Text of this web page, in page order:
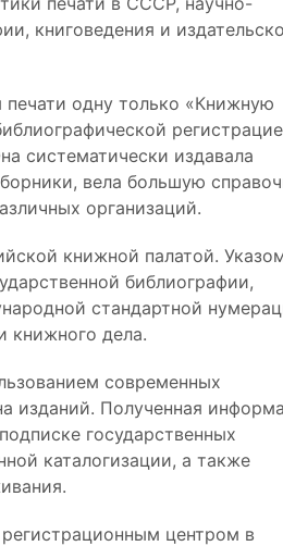
книговедения и
печати одну только «Книжную
систематически издавала
вела большую
организаций.
книжной палатой.
библиографии,
стандартной
книжного дела.
современных
изданий. Полученная
государственных
каталогизации, а также
центром в